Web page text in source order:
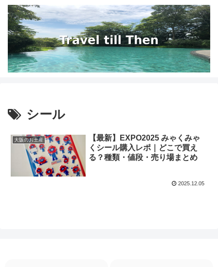
シール
大阪のお土産
【最新】EXPO2025 みゃくみゃ
くシール購入レポ｜どこで買え
る？種類・値段・売り場まとめ
2025.12.05